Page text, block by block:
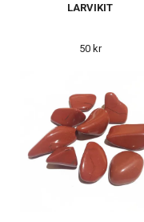
LARVIKIT
50 kr